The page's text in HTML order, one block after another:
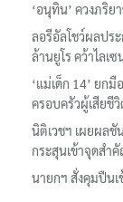
‘อนุทิน’ ควงภริย
ลอรีอัลโชว์ผลปร
ล้านยูโร คว้าไลเ
‘แม่เด็ก 14’ ยก
ครอบครัวผู้เสียชี
นิติเวชฯ เผยผลชั
กระสุนเข้าจุดสำ
นายกฯ สั่งคุมปืน